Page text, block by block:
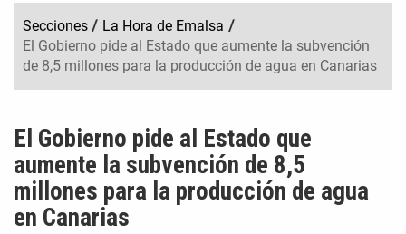
Secciones / La Hora de Emalsa /
El Gobierno pide al Estado que aumente la subvención
de 8,5 millones para la producción de agua en Canarias
El Gobierno pide al Estado que
aumente la subvención de 8,5
millones para la producción de agua
en Canarias